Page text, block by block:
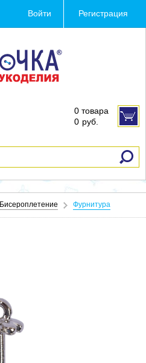
Войти Регистрация
0 товара
0 руб.
Бисероплетение Фурнитура